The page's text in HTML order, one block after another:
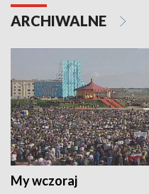
ARCHIWALNE
My wczoraj